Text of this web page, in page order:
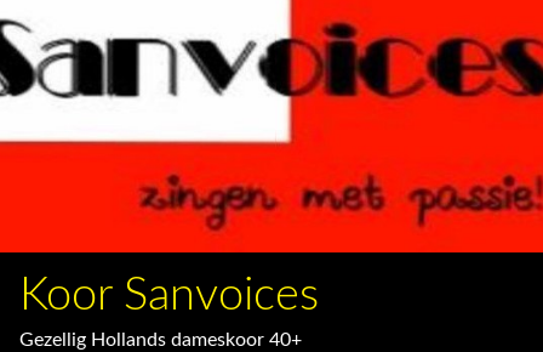
Koor Sanvoices
Gezellig Hollands dameskoor 40+